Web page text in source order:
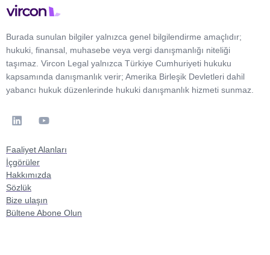
Burada sunulan bilgiler yalnızca genel bilgilendirme amaçlıdır;
hukuki, finansal, muhasebe veya vergi danışmanlığı niteliği
taşımaz. Vircon Legal yalnızca Türkiye Cumhuriyeti hukuku
kapsamında danışmanlık verir; Amerika Birleşik Devletleri dahil
yabancı hukuk düzenlerinde hukuki danışmanlık hizmeti sunmaz.
Faaliyet Alanları
İçgörüler
Hakkımızda
Sözlük
Bize ulaşın
Bültene Abone Olun